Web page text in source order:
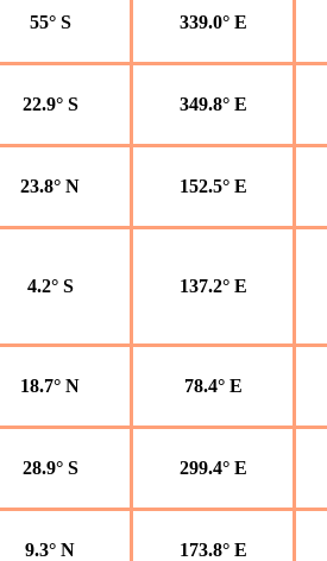
55° S 339.0° E
22.9° S 349.8° E
23.8° N 152.5° E
4.2° S 137.2° E
18.7° N 78.4° E
28.9° S 299.4° E
9.3° N 173.8° E